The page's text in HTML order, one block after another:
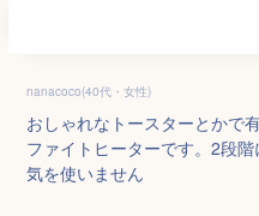
nanacoco(40代・女性)
おしゃれなトースターとかで
ファイトヒーターです。2段
気を使いません